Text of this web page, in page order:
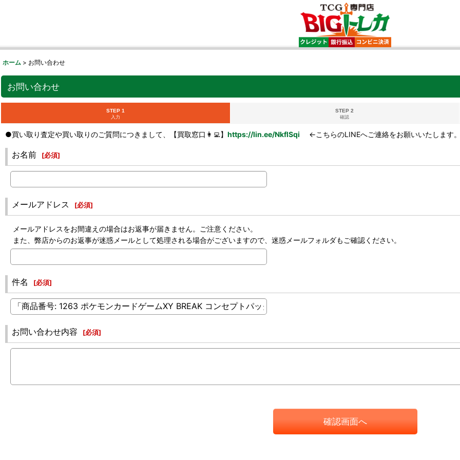
ホーム > お問い合わせ
お問い合わせ
STEP 1
入力
STEP 2
確認
●買い取り査定や買い取りのご質問につきまして、【買取窓口👩‍💻】 https://lin.ee/NkflSqi ←こちらのLINEへご連絡をお願いいたします。
お名前 [必須]
メールアドレス [必須]
メールアドレスをお間違えの場合はお返事が届きません。ご注意ください。
また、弊店からのお返事が迷惑メールとして処理される場合がございますので、迷惑メールフォルダもご確認ください。
件名 [必須]
お問い合わせ内容 [必須]
確認画面へ